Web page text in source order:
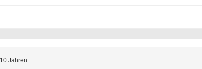
Jahren